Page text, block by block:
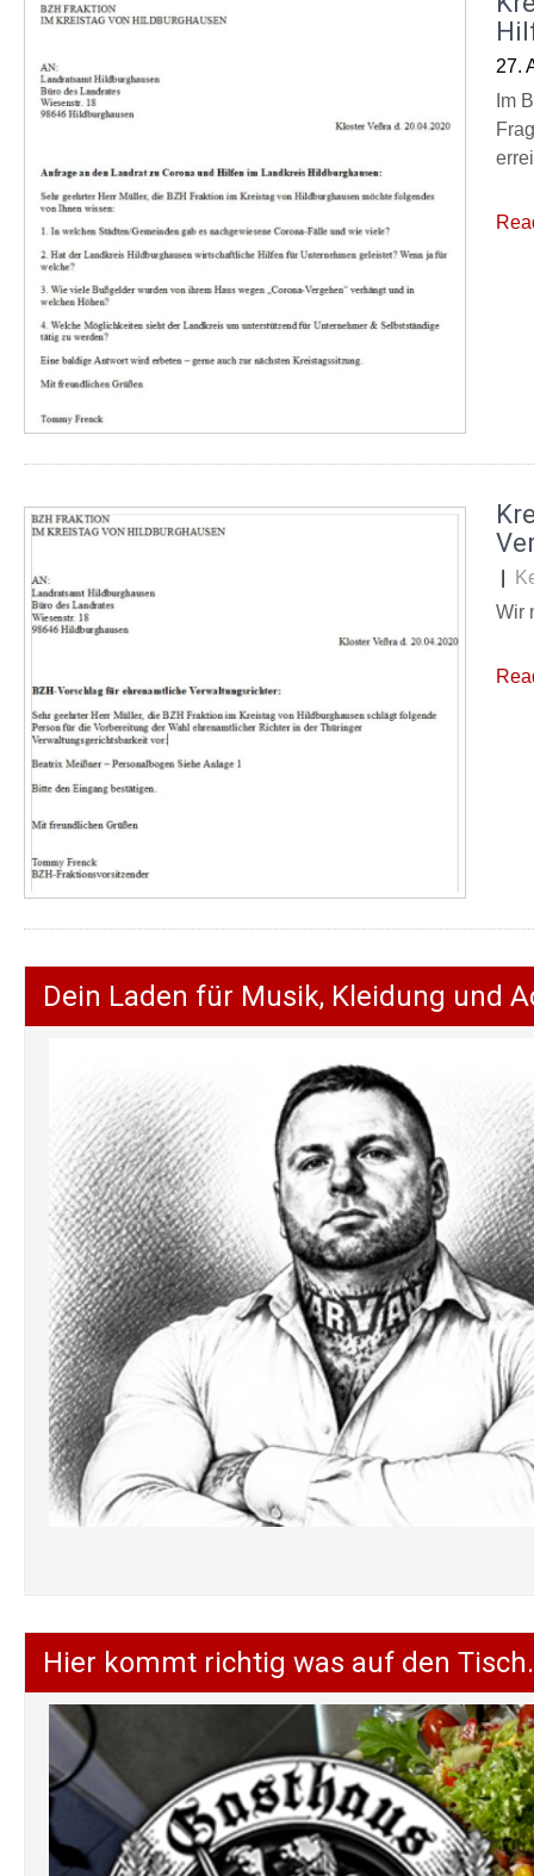
27.
Im
Wir
Dein Laden für Musik, Kleidung und
Hier kommt richtig was auf den Tisch.